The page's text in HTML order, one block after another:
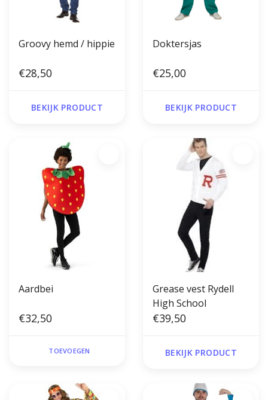
Groovy hemd / hippie
€28,50
BEKIJK PRODUCT
Doktersjas
€25,00
BEKIJK PRODUCT
Aardbei
€32,50
TOEVOEGEN
Grease vest Rydell
High School
€39,50
BEKIJK PRODUCT